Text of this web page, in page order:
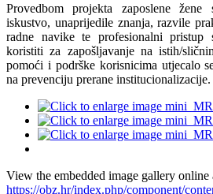
Provedbom projekta zaposlene
iskustvo, unaprijedile znanja, razvile
radne navike te profesionalni pristup
koristiti za zapošljavanje na istih/
pomoći i podrške korisnicima utjecalo
na prevenciju prerane institucionalizacije.
View the embedded image gallery online
https://obz.hr/index.php/component/